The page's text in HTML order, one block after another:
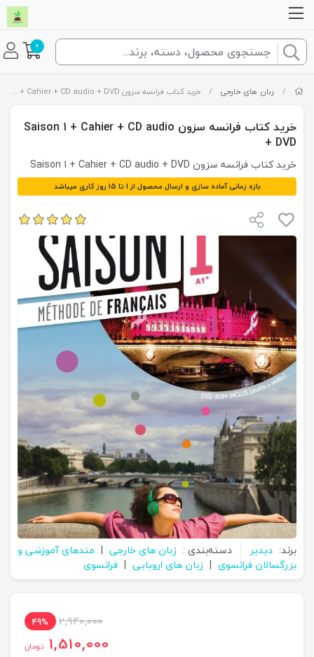
0
/ زبان های خارجی / خرید کتاب فرانسه سزون Saison 1 + Cahier + CD audio + DVD
خرید کتاب فرانسه سزون Saison 1 + Cahier + CD audio
+ DVD
خرید کتاب فرانسه سزون Saison 1 + Cahier + CD audio + DVD
بازه زمانی آماده سازی و ارسال محصول از 1 تا 15 روز کاری میباشد
برند: دیدیر دسته‌بندی : زبان های خارجی | متدهای آموزشی و
بزرگسالان فرانسوی | زبان های اروپایی | فرانسوی
2,940,000
49%
1,510,000 تومان